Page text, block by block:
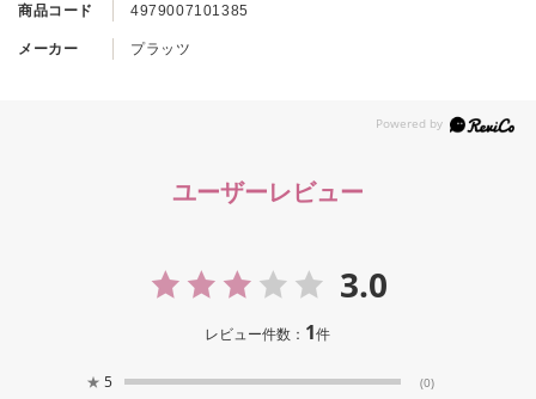
商品コード 4979007101385
メーカー プラッツ
ユーザーレビュー
3.0
レビュー件数： 1件
★ 5 (0)